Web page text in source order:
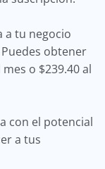
a tu negocio
obtener
o $239.40 al
con el potencial
a tus